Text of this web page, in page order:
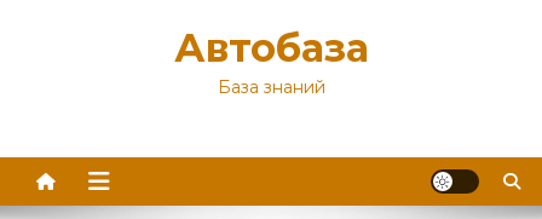
Автобаза
База знаний